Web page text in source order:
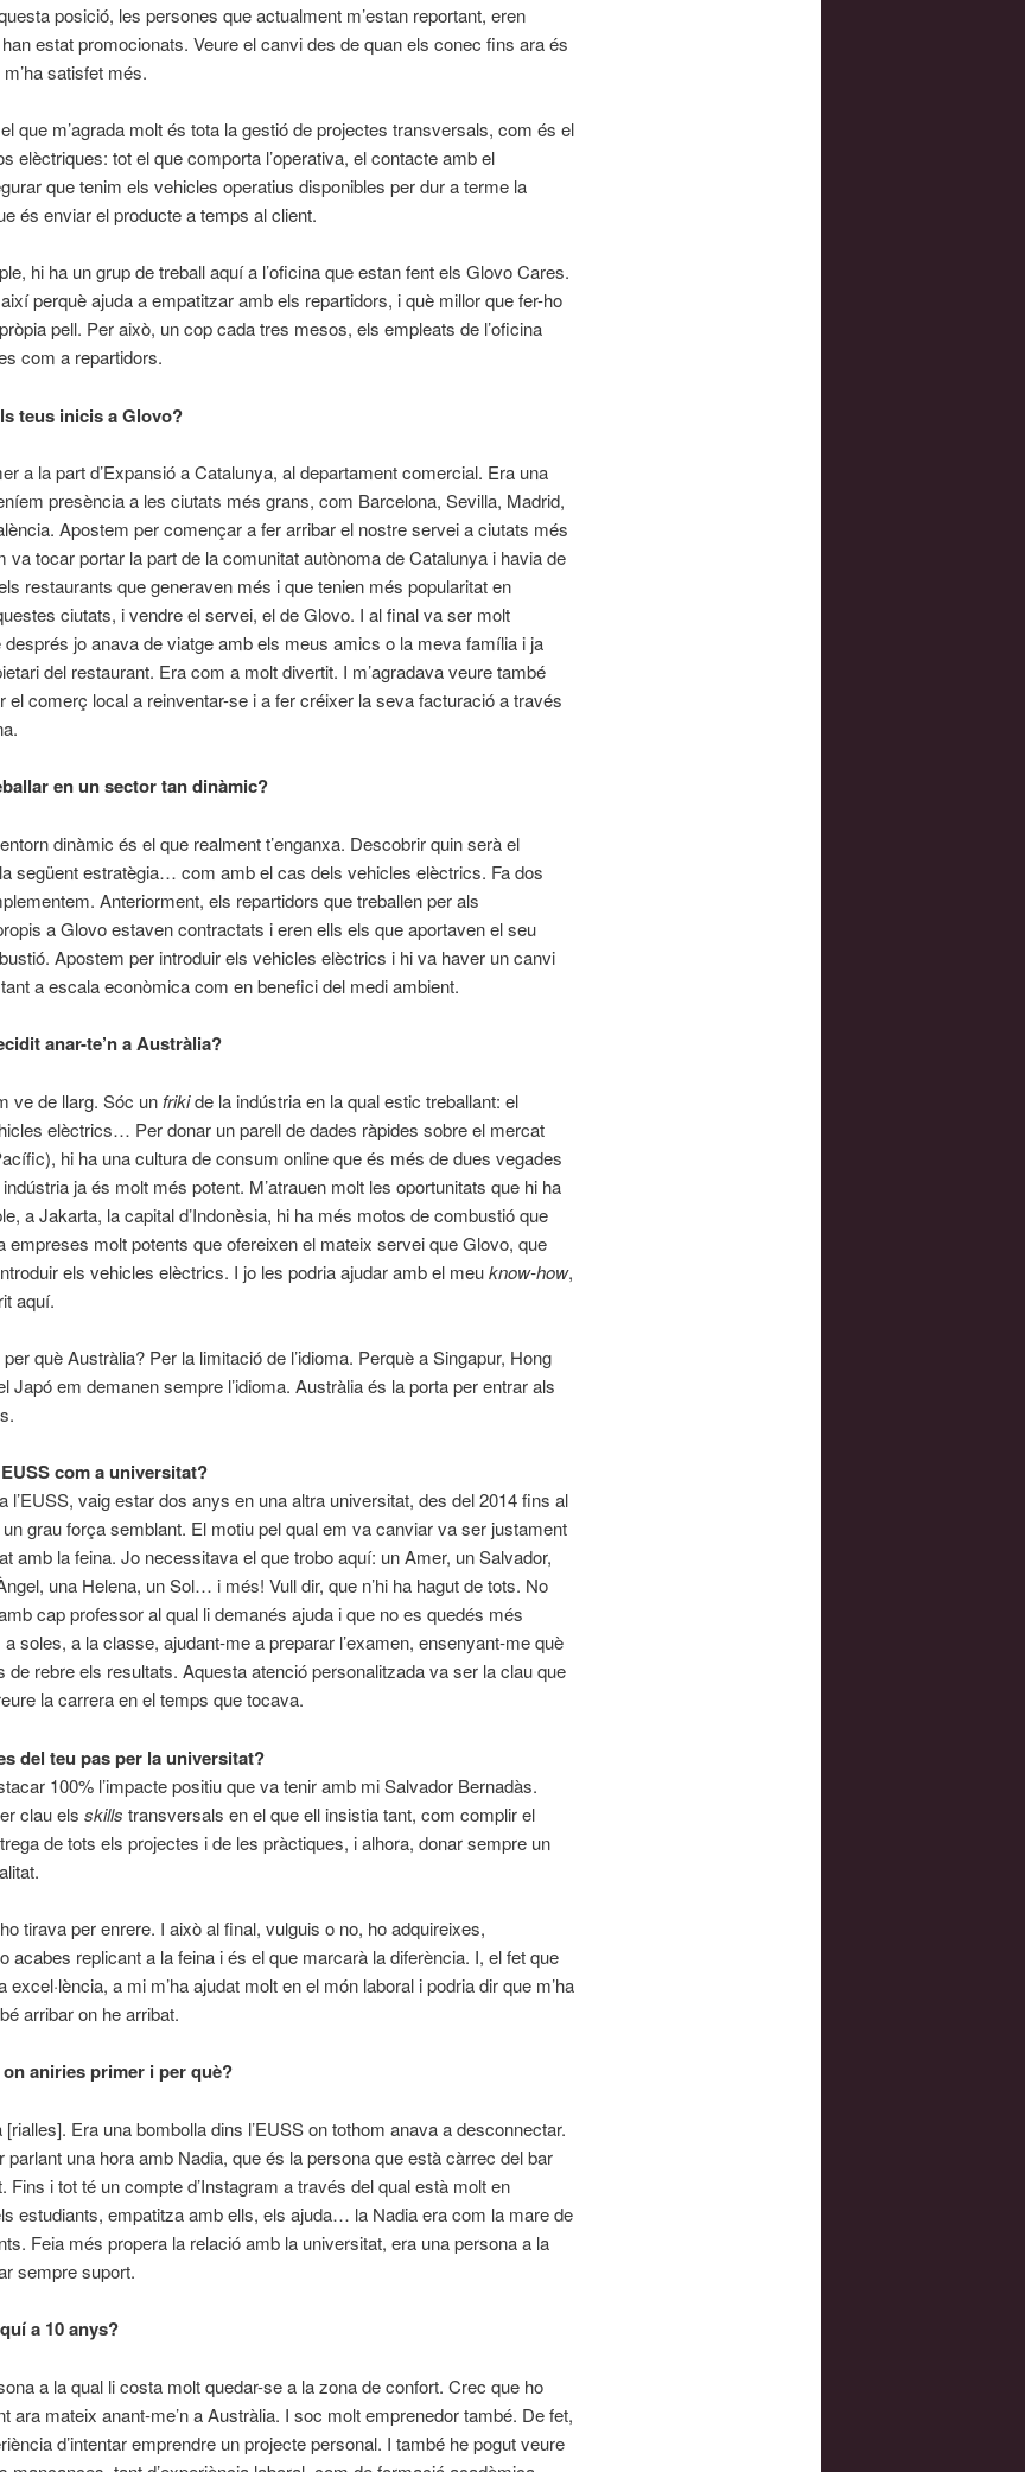
posició, les persones que actualment m’estan reportant, eren
estat promocionats. Veure el canvi des de quan els conec fins ara és
satisfet més.
que m’agrada molt és tota la gestió de projectes transversals, com és el
elèctriques: tot el que comporta l’operativa, el contacte amb el
que tenim els vehicles operatius disponibles per dur a terme la
és enviar el producte a temps al client.
hi ha un grup de treball aquí a l’oficina que estan fent els Glovo Cares.
perquè ajuda a empatitzar amb els repartidors, i què millor que fer-ho
pell. Per això, un cop cada tres mesos, els empleats de l’oficina
com a repartidors.
teus inicis a Glovo?
a la part d’Expansió a Catalunya, al departament comercial. Era una
presència a les ciutats més grans, com Barcelona, Sevilla, Madrid,
Apostem per començar a fer arribar el nostre servei a ciutats més
va tocar portar la part de la comunitat autònoma de Catalunya i havia de
restaurants que generaven més i que tenien més popularitat en
ciutats, i vendre el servei, el de Glovo. I al final va ser molt
després jo anava de viatge amb els meus amics o la meva família i ja
del restaurant. Era com a molt divertit. I m’agradava veure també
el comerç local a reinventar-se i a fer créixer la seva facturació a través
en un sector tan dinàmic?
dinàmic és el que realment t’enganxa. Descobrir quin serà el
següent estratègia… com amb el cas dels vehicles elèctrics. Fa dos
Anteriorment, els repartidors que treballen per als
a Glovo estaven contractats i eren ells els que aportaven el seu
Apostem per introduir els vehicles elèctrics i hi va haver un canvi
a escala econòmica com en benefici del medi ambient.
anar-te’n a Austràlia?
ve de llarg. Sóc un frikide la indústria en la qual estic treballant: el
elèctrics… Per donar un parell de dades ràpides sobre el mercat
hi ha una cultura de consum online que és més de dues vegades
indústria ja és molt més potent. M’atrauen molt les oportunitats que hi ha
a Jakarta, la capital d’Indonèsia, hi ha més motos de combustió que
empreses molt potents que ofereixen el mateix servei que Glovo, que
els vehicles elèctrics. I jo les podria ajudar amb el meuknow-how,
aquí.
què Austràlia? Per la limitació de l’idioma. Perquè a Singapur, Hong
Japó em demanen sempre l’idioma. Austràlia és la porta per entrar als
com a universitat?
l’EUSS, vaig estar dos anys en una altra universitat, des del 2014 fins al
grau força semblant. El motiu pel qual em va canviar va ser justament
amb la feina. Jo necessitava el que trobo aquí: un Amer, un Salvador,
una Helena, un Sol… i més! Vull dir, que n’hi ha hagut de tots. No
cap professor al qual li demanés ajuda i que no es quedés més
soles, a la classe, ajudant-me a preparar l’examen, ensenyant-me què
de rebre els resultats. Aquesta atenció personalitzada va ser la clau que
la carrera en el temps que tocava.
del teu pas per la universitat?
100% l’impacte positiu que va tenir amb mi Salvador Bernadàs.
clau els skills transversals en el que ell insistia tant, com complir el
de tots els projectes i de les pràctiques, i alhora, donar sempre un
tirava per enrere. I això al final, vulguis o no, ho adquireixes,
acabes replicant a la feina i és el que marcarà la diferència. I, el fet que
excel·lència, a mi m’ha ajudat molt en el món laboral i podria dir que m’ha
arribar on he arribat.
aniries primer i per què?
Era una bombolla dins l’EUSS on tothom anava a desconnectar.
parlant una hora amb Nadia, que és la persona que està càrrec del bar
Fins i tot té un compte d’Instagram a través del qual està molt en
estudiants, empatitza amb ells, els ajuda… la Nadia era com la mare de
Feia més propera la relació amb la universitat, era una persona a la
sempre suport.
a10 anys?
a la qual li costa molt quedar-se a la zona de confort. Crec que ho
ara mateix anant-me’n a Austràlia. I soc molt emprenedor també. De fet,
d’intentar emprendre un projecte personal. I també he pogut veure